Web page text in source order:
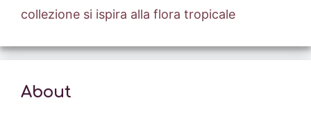
collezione si ispira alla flora tropicale
About